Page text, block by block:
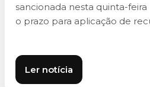
sancionada nesta quinta-
o prazo para aplicação de
Ler notícia